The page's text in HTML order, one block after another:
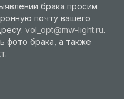
брака просим
почту вашего
vol_opt@mw-light.ru.
фото брака, а также
.